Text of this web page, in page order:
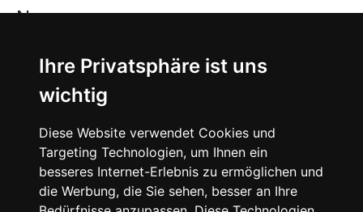
Ihre Privatsphäre ist uns
wichtig
Diese Website verwendet Cookies und
Targeting Technologien, um Ihnen ein
besseres Internet-Erlebnis zu ermöglichen und
die Werbung, die Sie sehen, besser an Ihre
News
About
Instagram
Facebook